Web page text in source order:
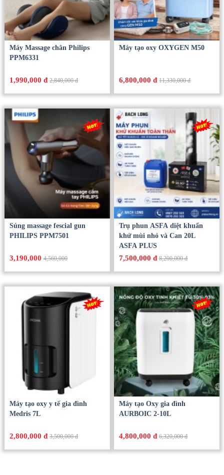
Máy Massage chân Philips
PPM6331
1,990,000 đ 2,840,000 đ
Máy tạo oxy OXYGEN M50
6,800,000 đ 11,330,000 đ
Súng massage fescial gun
PHILIPS PPM7501
3,190,0004,560,000
Trụ phun ASFA diệt khuẩn
khử mùi nhỏ và Can 20L
ASFA PLUS
7,500,000 đ 8,200,000 đ
Máy tạo oxy y tế gia đình
Medris 7L
2,800,000 đ 3,500,000 đ
Máy tạo Oxy gia đình
AURBOIC 2-10L
4,800,000 đ 6,320,000 đ